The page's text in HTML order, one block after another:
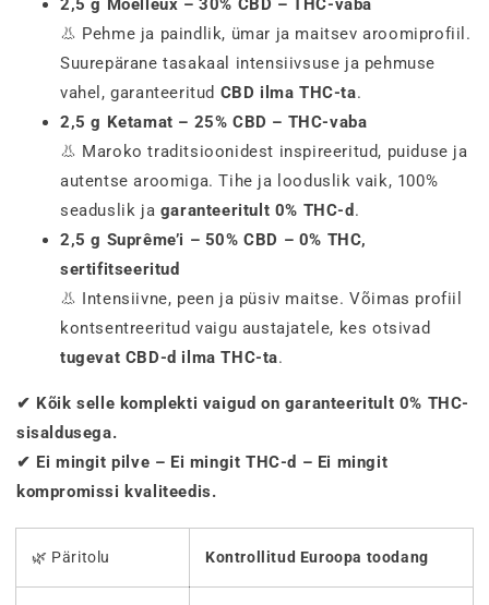
👃 Pehme ja paindlik, ümar ja maitsev aroomiprofiil.
Suurepärane tasakaal intensiivsuse ja pehmuse
vahel, garanteeritud CBD ilma THC-ta.
2,5 g Ketamat – 25% CBD – THC-vaba
👃 Maroko traditsioonidest inspireeritud, puiduse ja
autentse aroomiga. Tihe ja looduslik vaik, 100%
seaduslik ja garanteeritult 0% THC-d .
2,5 g Suprême’i – 50% CBD – 0% THC,
sertifitseeritud
👃 Intensiivne, peen ja püsiv maitse. Võimas profiil
kontsentreeritud vaigu austajatele, kes otsivad
tugevat CBD-d ilma THC-ta.
✔ Kõik selle komplekti vaigud on garanteeritult 0% THC-
sisaldusega.
✔ Ei mingit pilve – Ei mingit THC-d – Ei mingit
kompromissi kvaliteedis.
🌿 Päritolu Kontrollitud Euroopa toodang